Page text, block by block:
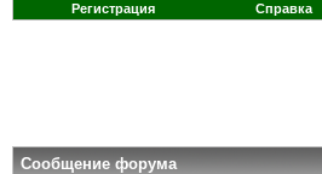
Регистрация Справка
Сообщение форума